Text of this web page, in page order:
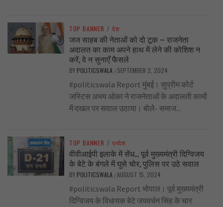
TOP BANNER / देश
जज साहब की नेताओं को दो टूक – राजनेता
अदालत का काम अपने हाथ में लेने की कोशिश न
करें, वे न सुनाएँ फैसले
BY POLITICSWALA / SEPTEMBER 2, 2024
#politicswala Report मुंबई। सुप्रीम कोर्ट
जस्टिस अभय ओका ने राजनेताओं के अदालती कामों
में दखल पर सवाल उठाया। बोले- समाज...
TOP BANNER / प्रदेश
वीवीआईपी इलाके में सेंध… पूर्व मुख्यमंत्री दिग्विजय
के बेटे के बंगले में घुसे चोर, पुलिस पर उठे सवाल
BY POLITICSWALA /AUGUST 15, 2024
#politicswala Report भोपाल। पूर्व मुख्यमंत्री
दिग्विजय के विधायक बेटे जयवर्धन सिंह के चार